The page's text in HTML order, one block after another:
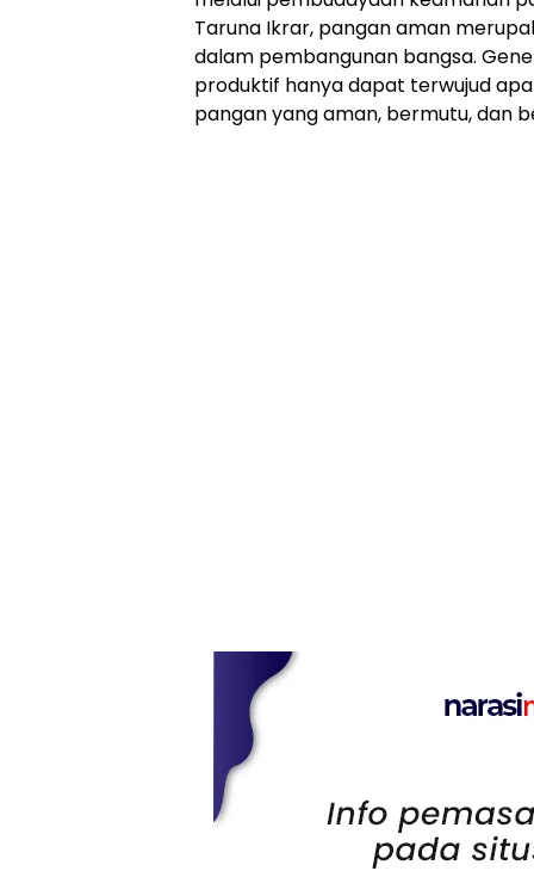
Taruna Ikrar, pangan aman
dalam pembangunan bangsa.
produktif hanya dapat terwujud
pangan yang aman, bermutu, dan